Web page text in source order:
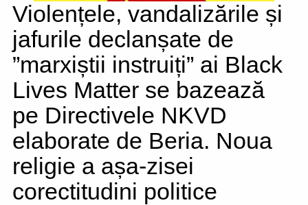
Violențele, vandalizările și
jafurile declanșate de
”marxiștii instruiți” ai Black
Lives Matter se bazează
pe Directivele NKVD
elaborate de Beria. Noua
religie a așa-zisei
corectitudini politice